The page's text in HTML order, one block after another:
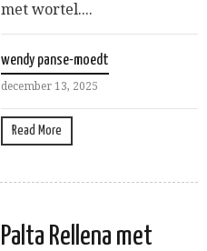
met wortel....
wendy panse-moedt
december 13, 2025
Read More
Palta Rellena met